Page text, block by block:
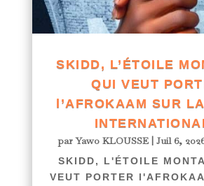
SKIDD, L’ÉTOILE
QUI VEUT
l’AFROKAAM SUR
parYawo KLOUSSE| Juil 6,
SKIDD, L'ÉTOILE
VEUT PORTER